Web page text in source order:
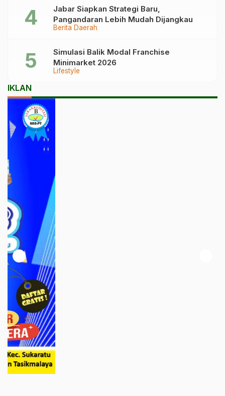
Berita Daerah
Jabar Siapkan Strategi Baru,
Pangandaran Lebih Mudah Dijangkau
Lifestyle
Simulasi Balik Modal Franchise
Minimarket 2026
IKLAN